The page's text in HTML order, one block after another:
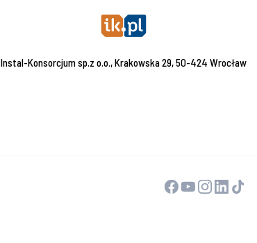
Instal-Konsorcjum sp.z o.o., Krakowska 29, 50-424 Wrocław